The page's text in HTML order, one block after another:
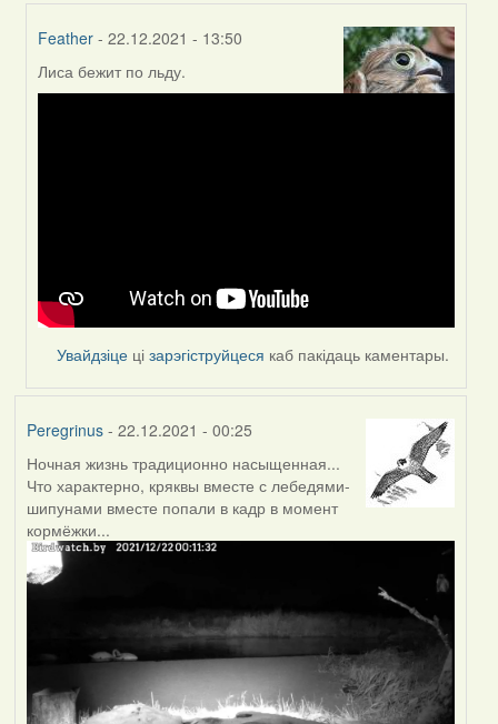
Feather - 22.12.2021 - 13:50
In
Лиса бежит по льду.
Увайдзіце цізарэгіструйцеся каб пакідаць каментары.
Peregrinus- 22.12.2021 - 00:25
Ночная жизнь традиционно насыщенная...
Что характерно, кряквы вместе с лебедями-
шипунами вместе попали в кадр в момент
кормёжки...